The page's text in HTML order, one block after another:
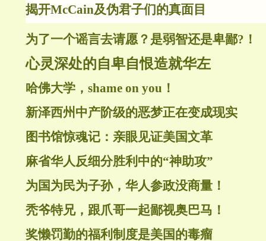
揭开McCain及伪君子们的真面目
为了一个谣言去请愿？是弱智还是卑鄙?！
心灵深处的自卑自恨造就华左
哈佛大学，shame on you！
新泽西州中产阶级的恶梦正在变成现实
图书馆惊魂记：亲眼见证美国文革
麻省华人反细分胜利中的“神助攻”
为国为民为子孙，华人参政没商量！
秃爷特兄，跟爪哥一起鄙视奥巴马！
奖懒罚勤的福利制度是美国的毒瘤